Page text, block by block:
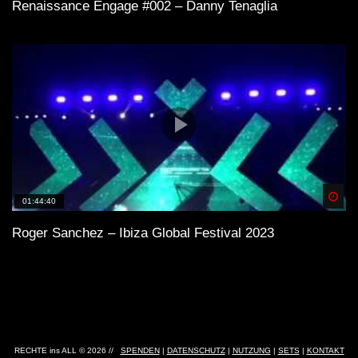
Renaissance Engage #002 – Danny Tenaglia
01:44:40
Roger Sanchez – Ibiza Global Festival 2023
RECHTE ins ALL © 2026 // SPENDEN| DATENSCHUTZ| NUTZUNG | SETS| KONTAKT